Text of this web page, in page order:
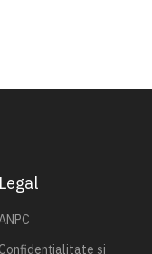
Legal
Confidențialitate și